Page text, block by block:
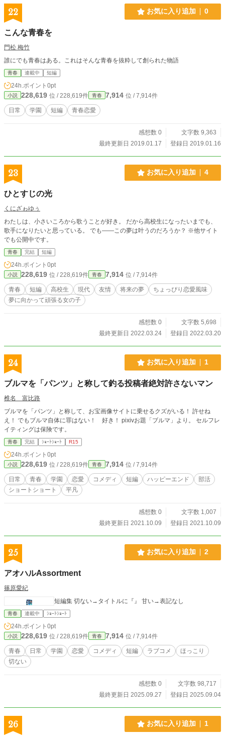
22 お気に入り追加 0
こんな青春を
門松 梅竹
誰にでも青春はある。これはそんな青春を抜粋して創られた物語
青春 連載中 短編
24h.ポイント 0pt
小説 228,619 位 / 228,619件 青春 7,914 位 / 7,914件
日常 学園 短編 青春恋愛
感想数 0
文字数 9,363
最終更新日 2019.01.17
登録日 2019.01.16
23 お気に入り追加 4
ひとすじの光
くにざゎゆぅ
わたしは、小さいころから歌うことが好き。 だから高校生になったいまでも、
歌手になりたいと思っている。 でも――この夢は叶うのだろうか？ ※他サイト
でも公開中です。
青春 完結 短編
24h.ポイント 0pt
小説 228,619 位 / 228,619件 青春 7,914 位 / 7,914件
青春 短編 高校生 現代 友情 将来の夢
ちょっぴり恋愛風味
夢に向かって頑張る女の子
感想数 0
文字数 5,698
最終更新日 2022.03.24
登録日 2022.03.20
24 お気に入り追加 1
ブルマを「パンツ」と称して釣る投稿者絶対許さないマン
椎名 富比路
ブルマを「パンツ」と称して、お宝画像サイトに乗せるクズがいる！ 許せね
え！ でもブルマ自体に罪はない！ 好き！ pixivお題「ブルマ」より。 セルフレ
イティングは保険です。
青春 完結 ｼｮｰﾄｼｮｰﾄ R15
24h.ポイント 0pt
小説 228,619 位 / 228,619件 青春 7,914 位 / 7,914件
日常 青春 学園 恋愛 コメディ 短編 ハッピーエンド
部活
ショートショート
平凡
感想数 0
文字数 1,007
最終更新日 2021.10.09
登録日 2021.10.09
25 お気に入り追加 2
アオハルAssortment
篠原愛紀
短編集 切ない→タイトルに『』 甘い→表記なし
青春 連載中 ｼｮｰﾄｼｮｰﾄ
24h.ポイント 0pt
小説 228,619 位 / 228,619件 青春 7,914 位 / 7,914件
青春 日常 学園 恋愛 コメディ 短編 ラブコメ
ほっこり
切ない
感想数 0
文字数 98,717
最終更新日 2025.09.27
登録日 2025.09.04
26 お気に入り追加 1